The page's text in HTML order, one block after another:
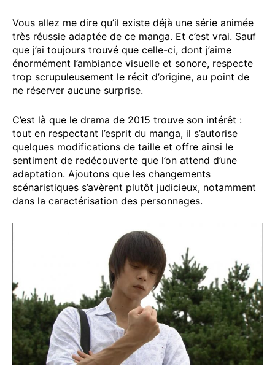
Vous allez me dire qu’il existe déjà une série animée
très réussie adaptée de ce manga. Et c’est vrai. Sauf
que j’ai toujours trouvé que celle-ci, dont j’aime
énormément l’ambiance visuelle et sonore, respecte
trop scrupuleusement le récit d’origine, au point de
ne réserver aucune surprise.
C’est là que le drama de 2015 trouve son intérêt :
tout en respectant l’esprit du manga, il s’autorise
quelques modifications de taille et offre ainsi le
sentiment de redécouverte que l’on attend d’une
adaptation. Ajoutons que les changements
scénaristiques s’avèrent plutôt judicieux, notamment
dans la caractérisation des personnages.